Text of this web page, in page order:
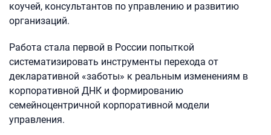
коучей, консультантов по управлению и развитию
организаций.
Работа стала первой в России попыткой
систематизировать инструменты перехода от
декларативной «заботы» к реальным изменениям в
корпоративной ДНК и формированию
семейноцентричной корпоративной модели
управления.